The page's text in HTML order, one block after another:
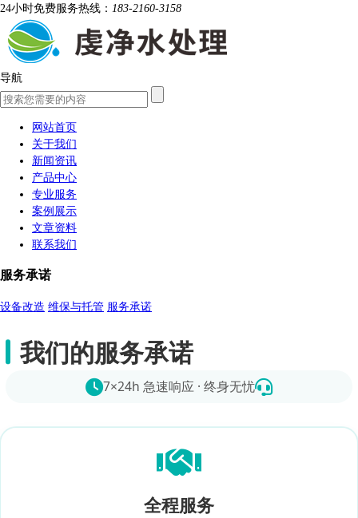
24小时免费服务热线： 183-2160-3158
导航
网站首页
关于我们
新闻资讯
产品中心
专业服务
案例展示
文章资料
联系我们
服务承诺
设备改造 维保与托管 服务承诺
我们的服务承诺
7×24h 急速响应 · 终身无忧
全程服务